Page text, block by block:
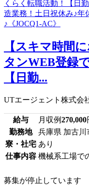
【スキマ時間
タンWEB登録
【日勤...
UTエージェント株式会
給与 月収例270,000
勤務地
兵庫県 加古川
寮・社宅 あり
仕事内容 機械系工場で
募集が停止しています